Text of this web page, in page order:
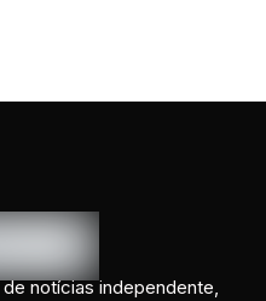
notícias independente,